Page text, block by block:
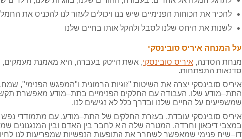
להכיר את הכוחות הפנימיים שיש בנו ויכולים לעזור לנו להכניס את
לשנות את היחס שלנו לסבל ולהקל אותו בחיים שלנו
על המנחה איריס סובינסקי
מנחת הסדנה, איריס סובינסקי, אשת הייטק בעברה, היא מאמנת מעמקים,
סדנאות התפתחות.
איריס סובינסקי יצרה את השיטות "זוגיות הרמונית ו"המפגש הפנימי",
התת–מודע שלו. העבודה עם החלקים הפנימיים בתת–מודע מאפשרת
שמשפיעים על החיים שלנו ובדרך כלל לא נגישים לנו.
איריס סובינסקי עובדת, בעזרת החלקים של התת–מודע, עם מתמודדי נפש
במצבי דיכאון וחרדה. המטרה שלה היא לחבר בין האדם ובין המנגנונים
דו–שיח פנימי שמאפשר לשחרר את התופעות הנפשיות שמפריעות לנו